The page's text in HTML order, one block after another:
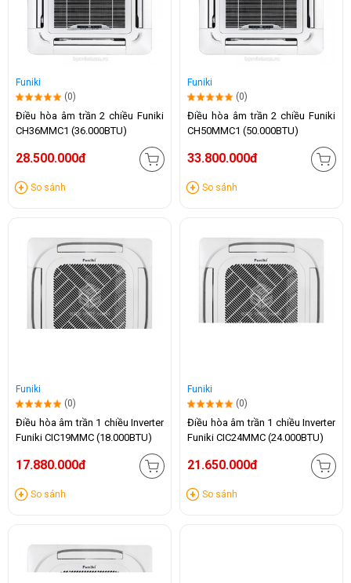
Funiki
(0)
Điều hòa âm trần 2 chiều Funiki
CH36MMC1 (36.000BTU)
28.500.000đ
So sánh
Funiki
(0)
Điều hòa âm trần 2 chiều Funiki
CH50MMC1 (50.000BTU)
33.800.000đ
So sánh
Funiki
(0)
Điều hòa âm trần 1 chiều Inverter
Funiki CIC19MMC (18.000BTU)
17.880.000đ
So sánh
Funiki
(0)
Điều hòa âm trần 1 chiều Inverter
Funiki CIC24MMC (24.000BTU)
21.650.000đ
So sánh